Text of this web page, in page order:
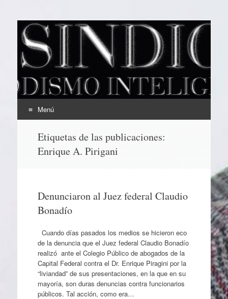
EL SINDICAL
Periodismo Inteligente
Menú
contenido
Etiquetas de las publicaciones:
Enrique A. Pirigani
Denunciaron al Juez federal Claudio
Bonadío
Cuando días pasados los medios se hicieron eco
de la denuncia que el Juez federal Claudio Bonadío
realizó ante el Colegio Público de abogados de la
Capital Federal contra el Dr. Enrique Piragini por la
“liviandad” de sus presentaciones, en la que en su
mayoría, son duras denuncias contra funcionarios
públicos. Tal acción, como era…